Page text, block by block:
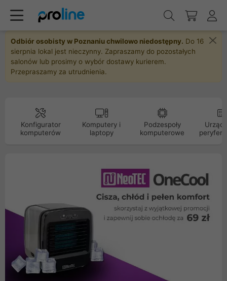
Odbiór osobisty w Poznaniu chwilowo niedostępny. Do 16
sierpnia lokal jest nieczynny. Zapraszamy do pozostałych
salonów lub prosimy o wybór dostawy kurierem.
Przepraszamy za utrudnienia.
Konfigurator
komputerów
Komputery i
laptopy
Podzespoły
komputerowe